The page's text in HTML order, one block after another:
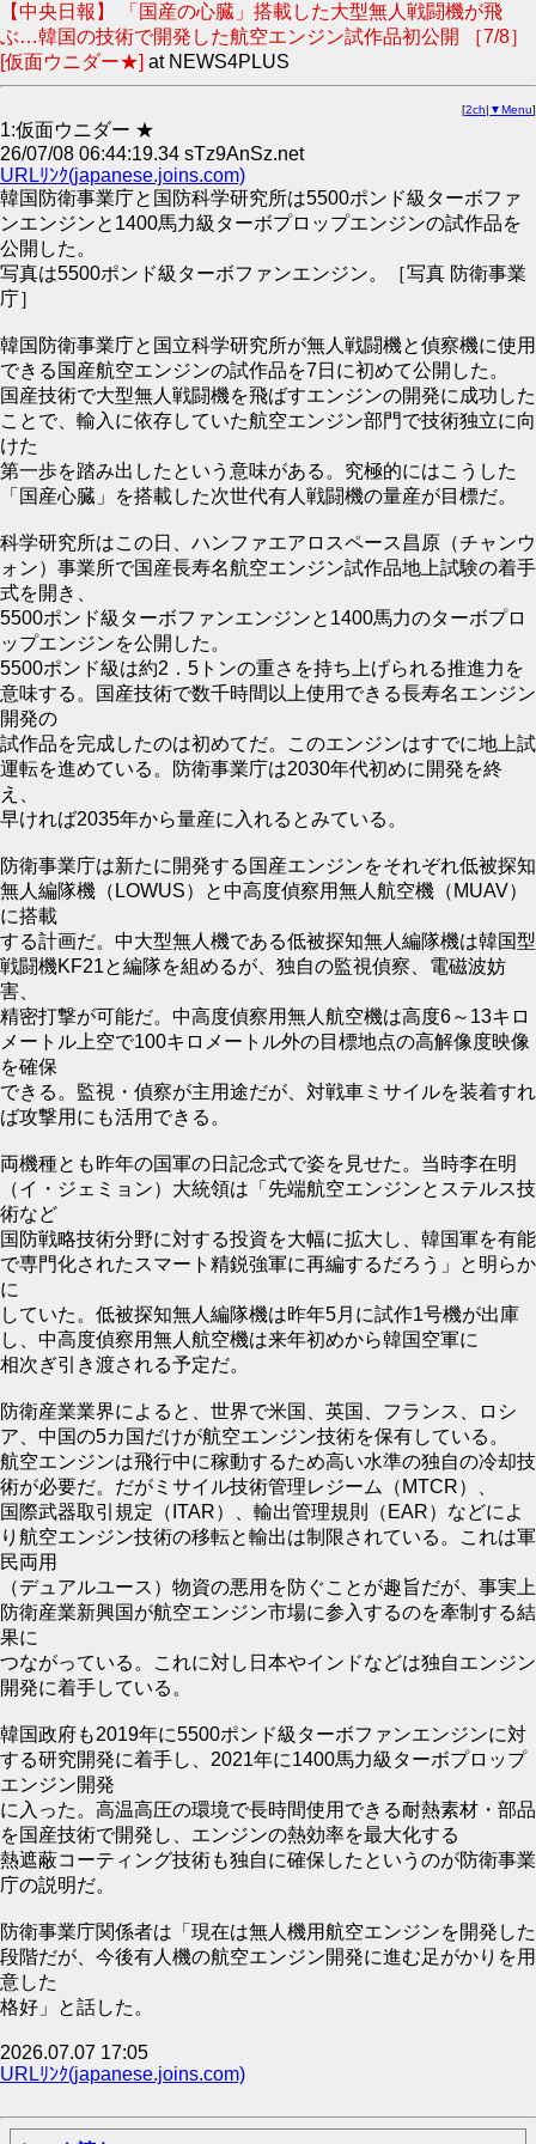
【中央日報】 「国産の心臓」搭載した大型無人戦闘機が飛
ぶ…韓国の技術で開発した航空エンジン試作品初公開 ［7/8］
[仮面ウニダー★] at NEWS4PLUS
[2ch| ▼Menu]
1:仮面ウニダー ★
26/07/08 06:44:19.34 sTz9AnSz.net
URLﾘﾝｸ(japanese.joins.com)
韓国防衛事業庁と国防科学研究所は5500ポンド級ターボファ
ンエンジンと1400馬力級ターボプロップエンジンの試作品を
公開した。
写真は5500ポンド級ターボファンエンジン。［写真 防衛事業
庁］
韓国防衛事業庁と国立科学研究所が無人戦闘機と偵察機に使用
できる国産航空エンジンの試作品を7日に初めて公開した。
国産技術で大型無人戦闘機を飛ばすエンジンの開発に成功した
ことで、輸入に依存していた航空エンジン部門で技術独立に向
けた
第一歩を踏み出したという意味がある。究極的にはこうした
「国産心臓」を搭載した次世代有人戦闘機の量産が目標だ。
科学研究所はこの日、ハンファエアロスペース昌原（チャンウ
ォン）事業所で国産長寿名航空エンジン試作品地上試験の着手
式を開き、
5500ポンド級ターボファンエンジンと1400馬力のターボプロ
ップエンジンを公開した。
5500ポンド級は約2．5トンの重さを持ち上げられる推進力を
意味する。国産技術で数千時間以上使用できる長寿名エンジン
開発の
試作品を完成したのは初めてだ。このエンジンはすでに地上試
運転を進めている。防衛事業庁は2030年代初めに開発を終
え、
早ければ2035年から量産に入れるとみている。
防衛事業庁は新たに開発する国産エンジンをそれぞれ低被探知
無人編隊機（LOWUS）と中高度偵察用無人航空機（MUAV）
に搭載
する計画だ。中大型無人機である低被探知無人編隊機は韓国型
戦闘機KF21と編隊を組めるが、独自の監視偵察、電磁波妨
害、
精密打撃が可能だ。中高度偵察用無人航空機は高度6～13キロ
メートル上空で100キロメートル外の目標地点の高解像度映像
を確保
できる。監視・偵察が主用途だが、対戦車ミサイルを装着すれ
ば攻撃用にも活用できる。
両機種とも昨年の国軍の日記念式で姿を見せた。当時李在明
（イ・ジェミョン）大統領は「先端航空エンジンとステルス技
術など
国防戦略技術分野に対する投資を大幅に拡大し、韓国軍を有能
で専門化されたスマート精鋭強軍に再編するだろう」と明らか
に
していた。低被探知無人編隊機は昨年5月に試作1号機が出庫
し、中高度偵察用無人航空機は来年初めから韓国空軍に
相次ぎ引き渡される予定だ。
防衛産業業界によると、世界で米国、英国、フランス、ロシ
ア、中国の5カ国だけが航空エンジン技術を保有している。
航空エンジンは飛行中に稼動するため高い水準の独自の冷却技
術が必要だ。だがミサイル技術管理レジーム（MTCR）、
国際武器取引規定（ITAR）、輸出管理規則（EAR）などによ
り航空エンジン技術の移転と輸出は制限されている。これは軍
民両用
（デュアルユース）物資の悪用を防ぐことが趣旨だが、事実上
防衛産業新興国が航空エンジン市場に参入するのを牽制する結
果に
つながっている。これに対し日本やインドなどは独自エンジン
開発に着手している。
韓国政府も2019年に5500ポンド級ターボファンエンジンに対
する研究開発に着手し、2021年に1400馬力級ターボプロップ
エンジン開発
に入った。高温高圧の環境で長時間使用できる耐熱素材・部品
を国産技術で開発し、エンジンの熱効率を最大化する
熱遮蔽コーティング技術も独自に確保したというのが防衛事業
庁の説明だ。
防衛事業庁関係者は「現在は無人機用航空エンジンを開発した
段階だが、今後有人機の航空エンジン開発に進む足がかりを用
意した
格好」と話した。
2026.07.07 17:05
URLﾘﾝｸ(japanese.joins.com)